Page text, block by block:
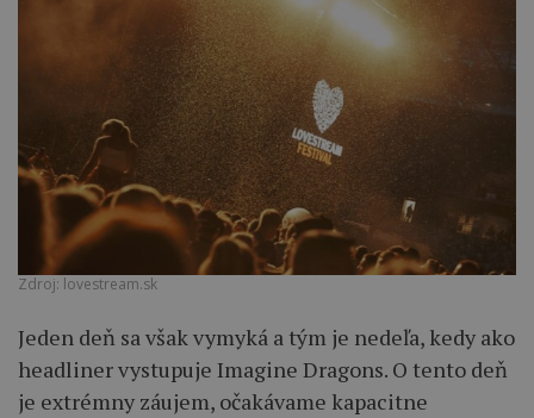
Zdroj: lovestream.sk
Jeden deň sa však vymyká a tým je nedeľa, kedy ako
headliner vystupuje Imagine Dragons. O tento deň
je extrémny záujem, očakávame kapacitne